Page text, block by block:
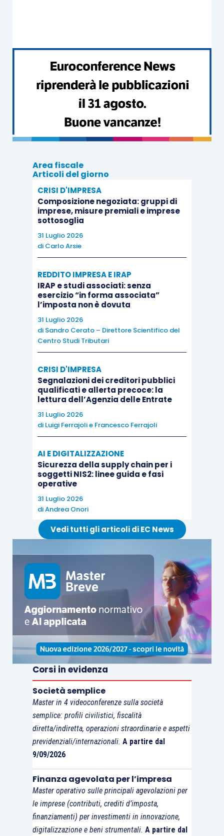
Area fiscale
Articoli del giorno
CRISI D'IMPRESA
Composizione negoziata: gruppi di
imprese, misure premiali e imprese
sottosoglia
31 Luglio 2026
di Carlo Arsie
REDDITO IMPRESA E IRAP
IRAP e studi associati: senza
esercizio “in forma associata”
l’imposta non è dovuta
31 Luglio 2026
di Sandro Cerato – Direttore Scientifico del
Centro Studi Tributari
CRISI D'IMPRESA
Segnalazioni dei creditori pubblici
qualificati e allerta precoce: la
lettura dell’Agenzia delle Entrate
31 Luglio 2026
di Luigi Ferrajolie Francesco Ferrajoli
AI E DIGITALIZZAZIONE
Sicurezza della supply chain per i
soggetti NIS2: linee guida e fasi
operative
31 Luglio 2026
diAndrea Onori
Vedi tutti gli articoli di EC News
Corsi in evidenza
Società semplice
Master in 4 videoconferenze sulla società
semplice: profili civilistici, fiscalità
diretta/indiretta, operazioni straordinarie e aspetti
previdenziali/internazionali. A partire dal
9/09/2026
Finanza agevolata per l’impresa
Master operativo sulle principali agevolazioni per
le imprese (contributi, crediti d’imposta,
finanziamenti) per investimenti in innovazione,
digitalizzazione e beni strumentali. A partire dal